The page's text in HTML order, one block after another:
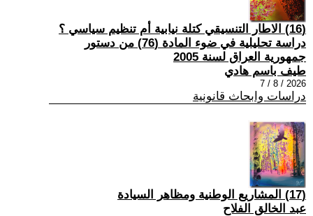
(16) الاطار التنسيقي كتلة نيابية أم تنظيم سياسي ؟
دراسة تحليلية في ضوء المادة (76) من دستور
جمهورية العراق لسنة 2005
طيف باسم هادي
2026 / 8 / 7
دراسات وابحاث قانونية
(17) المشاريع الوطنية ومظاهر السيادة
عبد الخالق الفلاح